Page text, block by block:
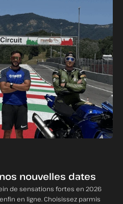
nouvelles dates
de sensations fortes en 2026
en ligne. Choisissez parmis